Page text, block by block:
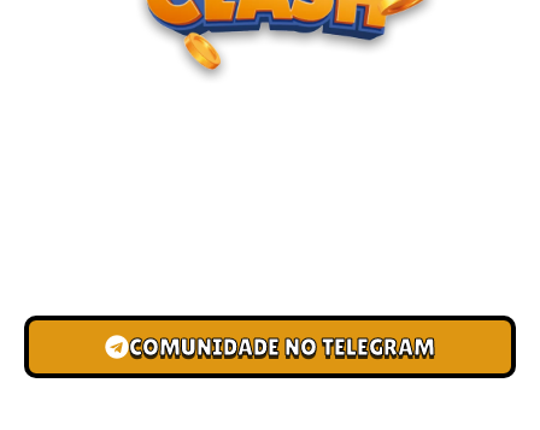
COMUNIDADE NO TELEGRAM